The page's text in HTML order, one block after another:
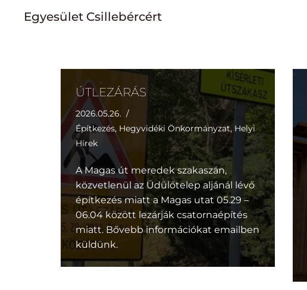
Egyesület Csillebércért
ÚTLEZÁRÁS
2026.05.26.
Építkezés, Hegyvidéki Önkormányzat, Helyi
Hírek
A Magas út meredek szakaszán,
közvetlenül az Üdülőtelep aljánál lévő
építkezés miatt a Magas utat 05.29 –
06.04 között lezárják csatornaépítés
miatt. Bővebb információkat emailben
küldünk.